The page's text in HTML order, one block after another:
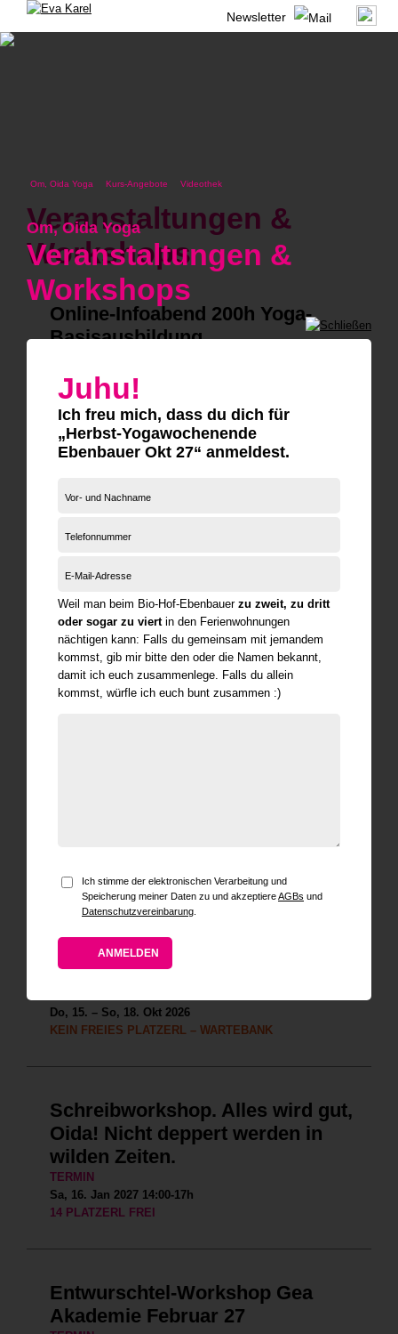
Newsletter
Veranstaltungen &
Workshops
Online-Infoabend 200h Yoga-
Basisausbildung
Di, 15. Sept 2026 19h
10 PLATZERL FREI
Ebenbauer Sept 2026
Fr, 25. - So, 27. Sept 2026
G'sund und g'schmeidig-Festival in
Waidhofen/Ybbs
TERMIN
So, 04. Okt 2026
Herbst-Yogaretreat Ebenbauer Okt
2026
Do, 15. – So, 18. Okt 2026
KEIN FREIES PLATZERL – WARTEBANK
Schreibworkshop. Alles wird gut,
Oida! Nicht deppert werden in
wilden Zeiten.
TERMIN
Sa, 16. Jan 2027 14:00-17h
14 PLATZERL FREI
Entwurschtel-Workshop Gea
Akademie Februar 27
Om, Oida Yoga Kurs-Angebote Videothek
Om, Oida Yoga
Veranstaltungen &
Workshops
Juhu!
Ich freu mich, dass du dich für
„Herbst-Yogawochenende
Ebenbauer Okt 27“ anmeldest.
Weil man beim Bio-Hof-Ebenbauer zu zweit, zu dritt
oder sogar zu viertin den Ferienwohnungen
nächtigen kann: Falls du gemeinsam mit jemandem
kommst, gib mir bitte den oder die Namen bekannt,
damit ich euch zusammenlege. Falls du allein
kommst, würfle ich euch bunt zusammen :)
Ich stimme der elektronischen Verarbeitung und
Speicherung meiner Daten zu und akzeptiereAGBs und
Datenschutzvereinbarung